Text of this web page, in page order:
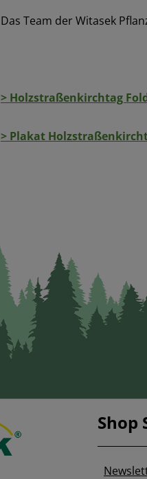
Das Team der Witasek
> Holzstraßenkirchtag
> Plakat
Shop